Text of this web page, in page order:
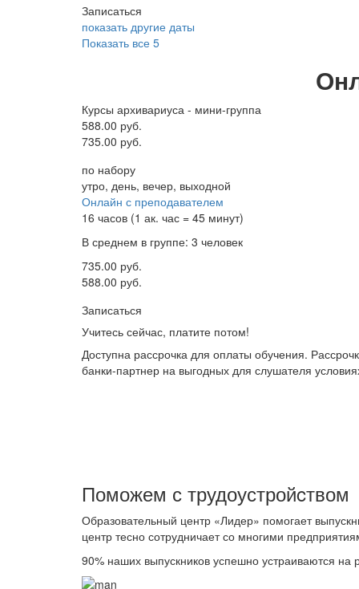
Записаться
показать другие даты
Показать все 5
Курсы архивариуса - мини-группа
588.00 руб.
735.00 руб.
по набору
утро, день, вечер, выходной
Онлайн с преподавателем
16 часов (1 ак. час = 45 минут)
В среднем в группе: 3 человек
735.00 руб.
588.00 руб.
Записаться
Учитесь сейчас, платите потом!
Доступна рассрочка для оплаты обучения.
банки-партнер на выгодных для слушателя
Поможем с трудоустройcтвом
Образовательный центр «Лидер» помогает
центр тесно сотрудничает со многими
90% наших выпускников успешно устраиваются на